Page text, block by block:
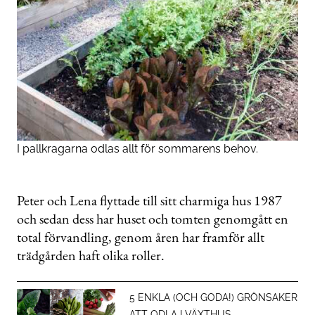
I pallkragarna odlas allt för sommarens behov.
Peter och Lena flyttade till sitt charmiga hus 1987
och sedan dess har huset och tomten genomgått en
total förvandling, genom åren har framför allt
trädgården haft olika roller.
5 ENKLA (OCH GODA!) GRÖNSAKER